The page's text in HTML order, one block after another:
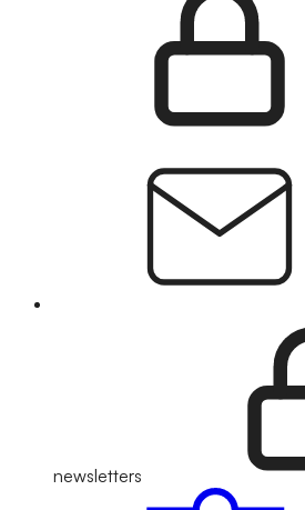
newsletters